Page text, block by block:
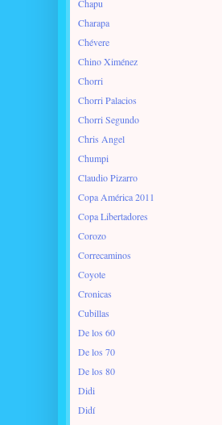
Chapu
Charapa
Chévere
Chino Ximénez
Chorri
Chorri Palacios
Chorri Segundo
Chris Angel
Chumpi
Claudio Pizarro
Copa América 2011
Copa Libertadores
Corozo
Correcaminos
Coyote
Cronicas
Cubillas
De los 60
De los 70
De los 80
Didi
Didí